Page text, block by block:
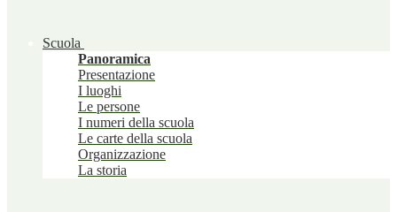
Scuola
Panoramica
Presentazione
I luoghi
Le persone
I numeri della scuola
Le carte della scuola
Organizzazione
La storia